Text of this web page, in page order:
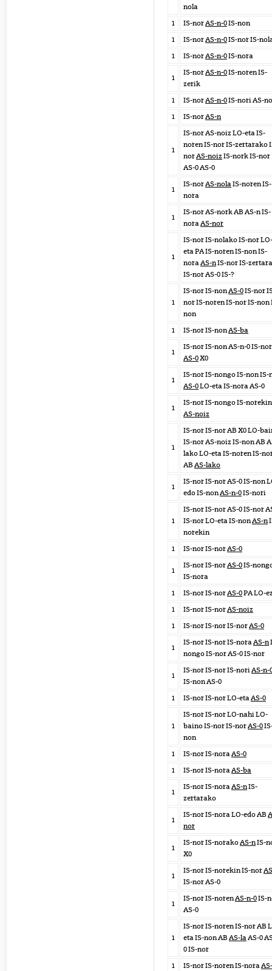
nola
1
IS-norAS-n-0IS-non
1
IS-norAS-n-0IS-nor IS-
1
IS-norAS-n-0IS-nora
1
IS-norAS-n-0IS-noren IS-
zerik
1
IS-norAS-n-0IS-nori AS-
1
IS-norAS-n
1
IS-nor AS-noiz LO-eta IS-
noren IS-nor IS-zertarako
norAS-noiz IS-nork IS-nor
AS-0 AS-0
1
IS-norAS-nolaIS-noren IS-
nora
1
IS-nor AS-nork AB AS-n IS-
noraAS-nor
1
IS-nor IS-nolako IS-nor LO-
eta PA IS-noren IS-non IS-
noraAS-nIS-nor IS-
IS-nor AS-0 IS-?
1
IS-nor IS-nonAS-0IS-nor
nor IS-noren IS-nor IS-non
non
1
IS-nor IS-nonAS-ba
1
IS-nor IS-non AS-n-0 IS-
AS-0X0
1
IS-nor IS-nongo IS-non IS-
AS-0LO-eta IS-nora AS-0
1
IS-nor IS-nongo IS-norekin
AS-noiz
1
IS-nor IS-nor AB X0 LO-
IS-nor AS-noiz IS-non AB
lako LO-eta IS-noren IS-
AB AS-lako
1
IS-nor IS-nor AS-0 IS-non
edo IS-nonAS-n-0IS-nori
1
IS-nor IS-nor AS-0 IS-nor
IS-nor LO-eta IS-nonAS-n
norekin
1
IS-nor IS-norAS-0
1
IS-nor IS-norAS-0IS-
IS-nora
1
IS-nor IS-norAS-0PA LO-
1
IS-nor IS-norAS-noiz
1
IS-nor IS-nor IS-norAS-0
1
IS-nor IS-nor IS-noraAS-n
nongo IS-nor AS-0 IS-nor
1
IS-nor IS-nor IS-noriAS-n-
IS-non AS-0
1
IS-nor IS-nor LO-etaAS-0
1
IS-nor IS-nor LO-nahi LO-
baino IS-nor IS-norAS-0
non
1
IS-nor IS-noraAS-0
1
IS-nor IS-noraAS-ba
1
IS-nor IS-noraAS-nIS-
zertarako
1
IS-nor IS-nora LO-edo AB
nor
1
IS-nor IS-norakoAS-nIS-
X0
1
IS-nor IS-norekin IS-nor
IS-nor AS-0
1
IS-nor IS-norenAS-n-0IS-
AS-0
1
IS-nor IS-noren IS-nor AB
eta IS-non AB AS-laAS-0
0 IS-nor
1
IS-nor IS-noren IS-nora